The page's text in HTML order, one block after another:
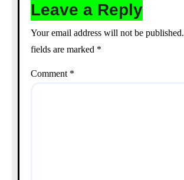
Leave a Reply
Your email address will not be published.
fields are marked *
Comment *